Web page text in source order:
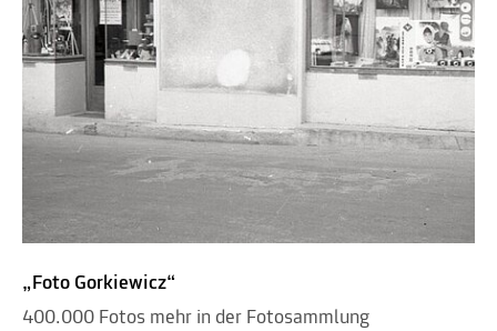
„Foto Gorkiewicz“
400.000 Fotos mehr in der Fotosammlung